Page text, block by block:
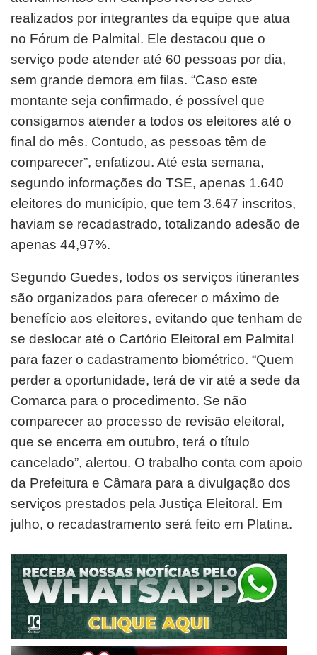
realizados por integrantes da equipe que atua
no Fórum de Palmital. Ele destacou que o
serviço pode atender até 60 pessoas por dia,
sem grande demora em filas. “Caso este
montante seja confirmado, é possível que
consigamos atender a todos os eleitores até o
final do mês. Contudo, as pessoas têm de
comparecer”, enfatizou. Até esta semana,
segundo informações do TSE, apenas 1.640
eleitores do município, que tem 3.647 inscritos,
haviam se recadastrado, totalizando adesão de
apenas 44,97%.
Segundo Guedes, todos os serviços itinerantes
são organizados para oferecer o máximo de
benefício aos eleitores, evitando que tenham de
se deslocar até o Cartório Eleitoral em Palmital
para fazer o cadastramento biométrico. “Quem
perder a oportunidade, terá de vir até a sede da
Comarca para o procedimento. Se não
comparecer ao processo de revisão eleitoral,
que se encerra em outubro, terá o título
cancelado”, alertou. O trabalho conta com apoio
da Prefeitura e Câmara para a divulgação dos
serviços prestados pela Justiça Eleitoral. Em
julho, o recadastramento será feito em Platina.